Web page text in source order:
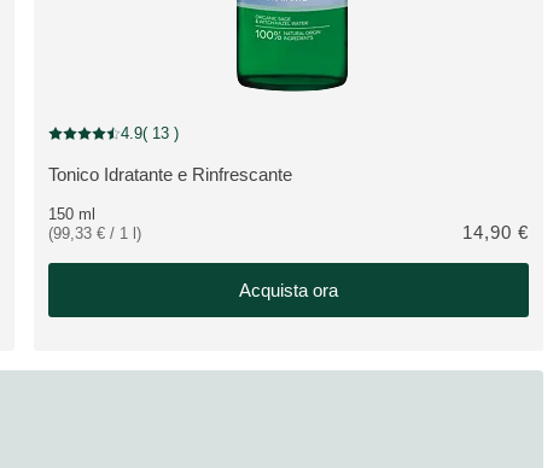
VEDI PRODOTTO:
Tonico Idratante e Rinfrescante
Valutazione attuale: 4.9 su 5 stelle recensito da 13 consumatori
4.9( 13 )
150 ml
(99,33 € / 1 l)
14,90 €
Acquista ora